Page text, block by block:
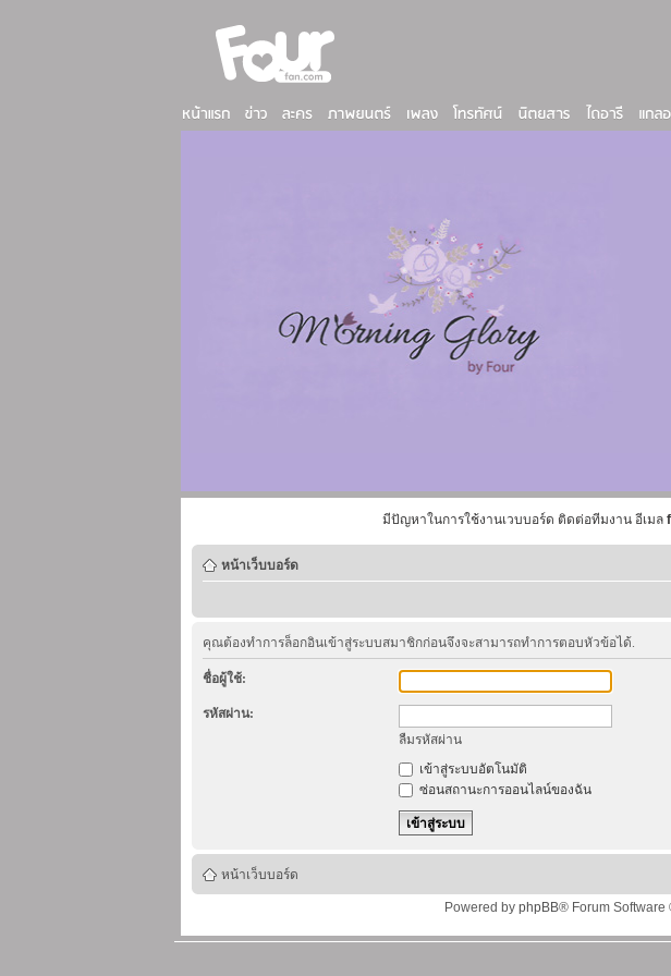
มีปัญหาในการใช้งานเวบบอร์ด ติดต่อทีมงาน อีเมล
หน้าเว็บบอร์ด
คุณต้องทำการล็อกอินเข้าสู่ระบบสมาชิกก่อนจึงจะสามารถทำการตอบหัวข้อได้.
ชื่อผู้ใช้:
รหัสผ่าน:
ลืมรหัสผ่าน
เข้าสู่ระบบอัตโนมัติ
ซ่อนสถานะการออนไลน์ของฉัน
หน้าเว็บบอร์ด
Powered by phpBB® Forum Software